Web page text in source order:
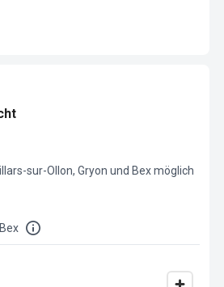
sur-Ollon, Gryon und Bex möglich